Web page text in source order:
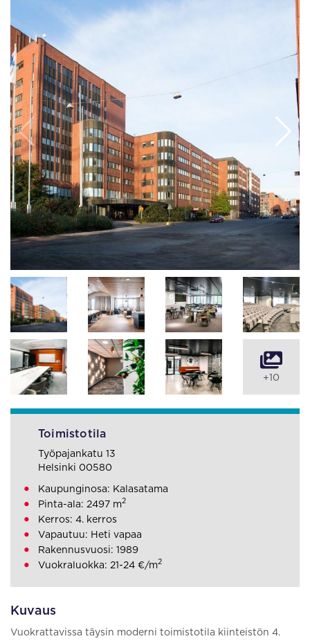
Kuvaus
Vuokrattavissa täysin moderni toimistotila kiinteistön 4.
+10
Toimistotila
Työpajankatu 13
Helsinki 00580
Kaupunginosa: Kalasatama
Pinta-ala: 2497 m2
Kerros: 4. kerros
Vapautuu: Heti vapaa
Rakennusvuosi: 1989
Vuokraluokka: 21-24 €/m2